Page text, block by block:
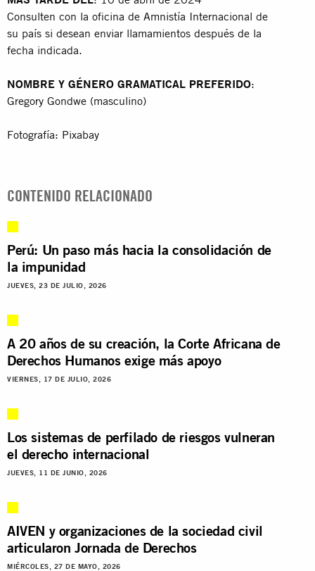
Consulten con la oficina de Amnistía Internacional de
su país si desean enviar llamamientos después de la
fecha indicada.
NOMBRE Y GÉNERO GRAMATICAL PREFERIDO:
Gregory Gondwe (masculino)
Fotografía: Pixabay
CONTENIDO RELACIONADO
Perú: Un paso más hacia la consolidación de
la impunidad
JUEVES, 23 DE JULIO, 2026
A 20 años de su creación, la Corte Africana de
Derechos Humanos exige más apoyo
VIERNES, 17 DE JULIO, 2026
Los sistemas de perfilado de riesgos vulneran
el derecho internacional
JUEVES, 11 DE JUNIO, 2026
AIVEN y organizaciones de la sociedad civil
articularon Jornada de Derechos
MIÉRCOLES, 27 DE MAYO, 2026